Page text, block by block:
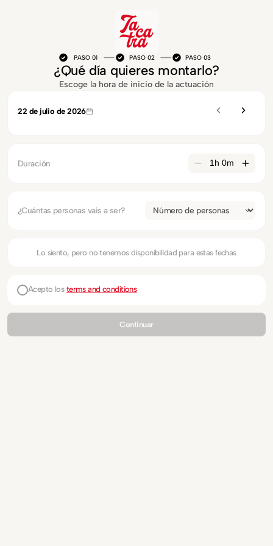
PASO 01 PASO 02 PASO 03
¿Qué día quieres montarlo?
Escoge la hora de inicio de la actuación
22 de julio de 2026
Duración 1h 0m
¿Cuántas personas vais a ser?
Lo siento, pero no tenemos disponibilidad para estas fechas
Acepto los terms and conditions
Continuar